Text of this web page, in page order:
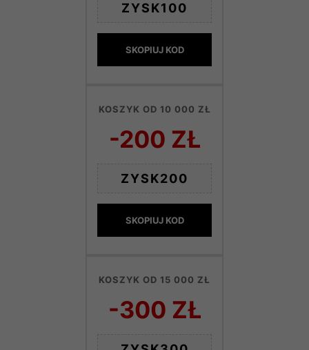
ZYSK100
SKOPIUJ KOD
KOSZYK OD 10 000 ZŁ
-200 ZŁ
ZYSK200
SKOPIUJ KOD
KOSZYK OD 15 000 ZŁ
-300 ZŁ